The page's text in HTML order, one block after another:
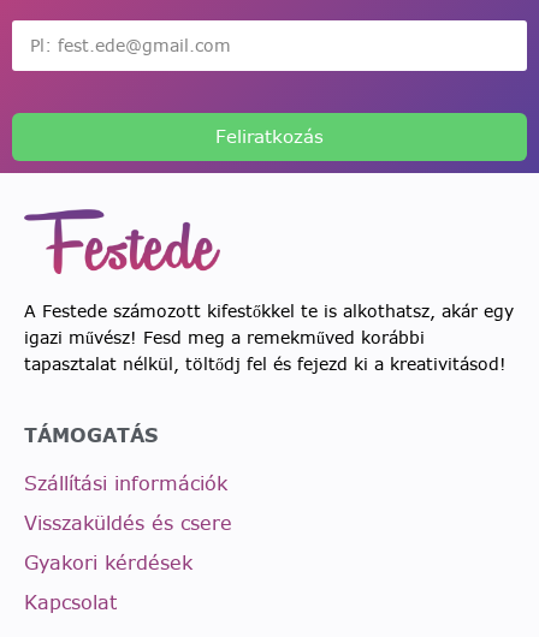
Feliratkozás
A Festede számozott kifestőkkel te is alkothatsz, akár egy
igazi művész! Fesd meg a remekműved korábbi
tapasztalat nélkül, töltődj fel és fejezd ki a kreativitásod!
TÁMOGATÁS
Szállítási információk
Visszaküldés és csere
Gyakori kérdések
Kapcsolat